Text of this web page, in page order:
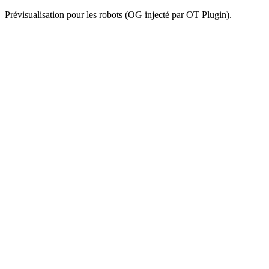
Prévisualisation pour les robots (OG injecté par OT Plugin).